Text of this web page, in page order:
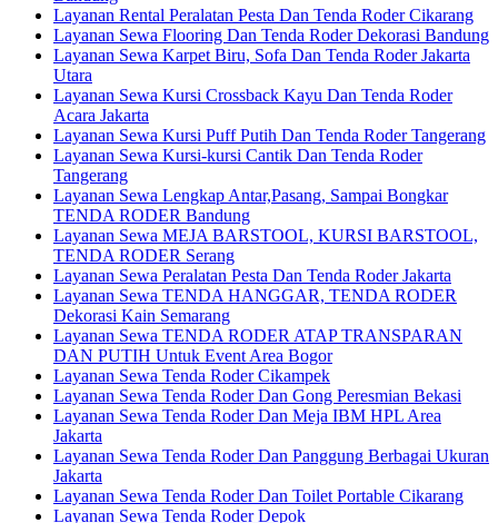
Layanan Rental Peralatan Pesta Dan Tenda Roder Cikarang
Layanan Sewa Flooring Dan Tenda Roder Dekorasi Bandung
Layanan Sewa Karpet Biru, Sofa Dan Tenda Roder Jakarta
Utara
Layanan Sewa Kursi Crossback Kayu Dan Tenda Roder
Acara Jakarta
Layanan Sewa Kursi Puff Putih Dan Tenda Roder Tangerang
Layanan Sewa Kursi-kursi Cantik Dan Tenda Roder
Tangerang
Layanan Sewa Lengkap Antar,Pasang, Sampai Bongkar
TENDA RODER Bandung
Layanan Sewa MEJA BARSTOOL, KURSI BARSTOOL,
TENDA RODER Serang
Layanan Sewa Peralatan Pesta Dan Tenda Roder Jakarta
Layanan Sewa TENDA HANGGAR, TENDA RODER
Dekorasi Kain Semarang
Layanan Sewa TENDA RODER ATAP TRANSPARAN
DAN PUTIH Untuk Event Area Bogor
Layanan Sewa Tenda Roder Cikampek
Layanan Sewa Tenda Roder Dan Gong Peresmian Bekasi
Layanan Sewa Tenda Roder Dan Meja IBM HPL Area
Jakarta
Layanan Sewa Tenda Roder Dan Panggung Berbagai Ukuran
Jakarta
Layanan Sewa Tenda Roder Dan Toilet Portable Cikarang
Layanan Sewa Tenda Roder Depok